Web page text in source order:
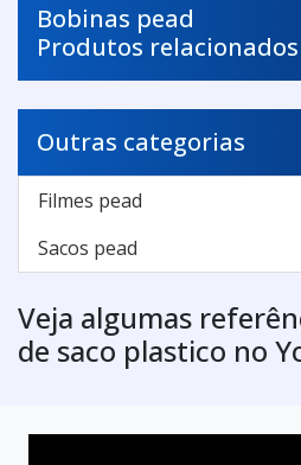
Bobinas pead
Produtos relacionados
Outras categorias
Filmes pead
Sacos pead
Veja algumas
de saco plastico no